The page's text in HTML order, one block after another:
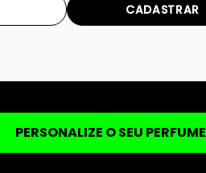
CADASTRAR
PERSONALIZE O SEU PERFUME